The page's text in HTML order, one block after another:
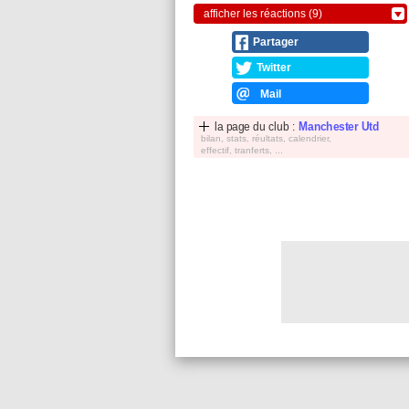
afficher les réactions (9)
Partager
Twitter
Mail
la page du club : Manchester Utd
bilan, stats, réultats, calendrier,
effectif, tranferts, ...